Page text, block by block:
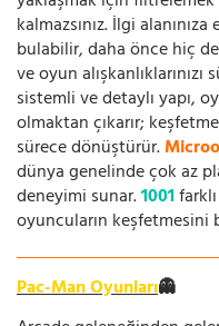
kalmazsınız. İlgi
bulabilir, daha önce hiç
ve oyun
sistemli ve detaylı yapı,
olmaktan çıkarır;
sürece dönüştürür.
dünya genelinde çok az
deneyimi sunar.1001
oyuncuların keşfetmesini
Pac-Man Oyunları👻